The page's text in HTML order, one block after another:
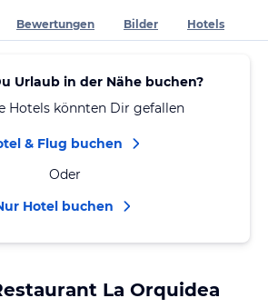
Bewertungen Bilder Hotels
Urlaub in der Nähe buchen?
Hotels könnten Dir gefallen
& Flug buchen
Oder
Hotel buchen
La Orquidea